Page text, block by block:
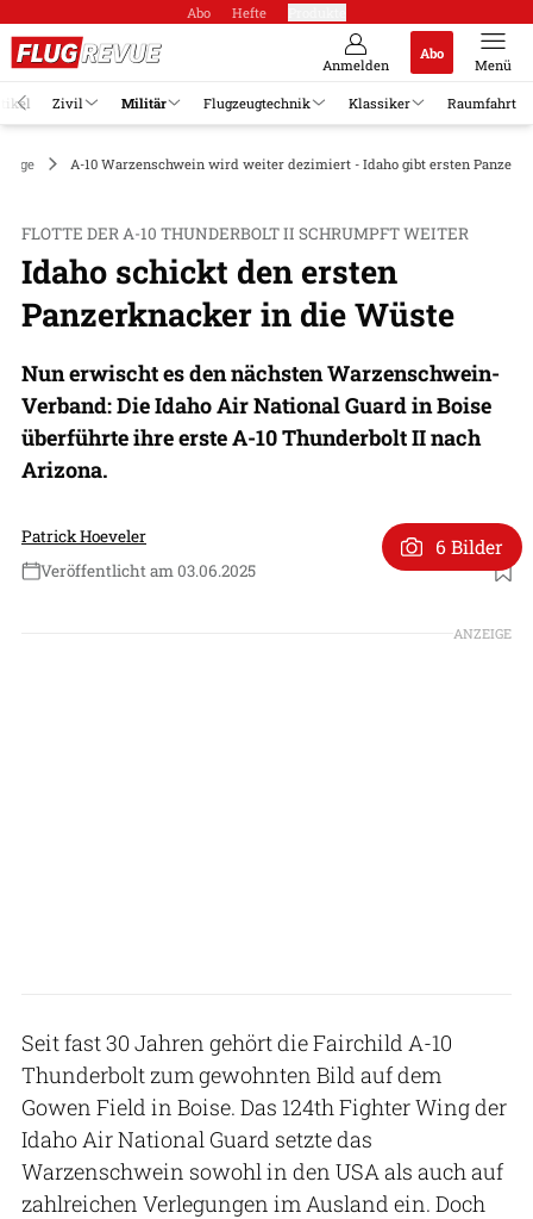
Abo Hefte
Anmelden
Abo
Menü
Zivil Militär Flugzeugtechnik Klassiker Raumfahrt
A-10 Warzenschwein wird weiter dezimiert - Idaho gibt ersten
FLOTTE DER A-10 THUNDERBOLT II SCHRUMPFT WEITER
Idaho schickt den ersten
Panzerknacker in die Wüste
Nun erwischt es den nächsten Warzenschwein-
Verband: Die Idaho Air National Guard in Boise
überführte ihre erste A-10 Thunderbolt II nach
Arizona.
Patrick Hoeveler
Veröffentlicht am 03.06.2025
Foto: US Air Force
6 Bilder
ANZEIGE
Seit fast 30 Jahren gehört die Fairchild A-10
Thunderbolt zum gewohnten Bild auf dem
Gowen Field in Boise. Das 124th Fighter Wing der
Idaho Air National Guard setzte das
Warzenschwein sowohl in den USA als auch auf
zahlreichen Verlegungen im Ausland ein. Doch